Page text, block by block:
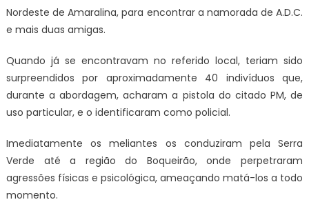
Nordeste de Amaralina, para encontrar a namorada de A.D.C.
e mais duas amigas.
Quando já se encontravam no referido local, teriam sido
surpreendidos por aproximadamente 40 indivíduos que,
durante a abordagem, acharam a pistola do citado PM, de
uso particular, e o identificaram como policial.
Imediatamente os meliantes os conduziram pela Serra
Verde até a região do Boqueirão, onde perpetraram
agressões físicas e psicológica, ameaçando matá-los a todo
momento.